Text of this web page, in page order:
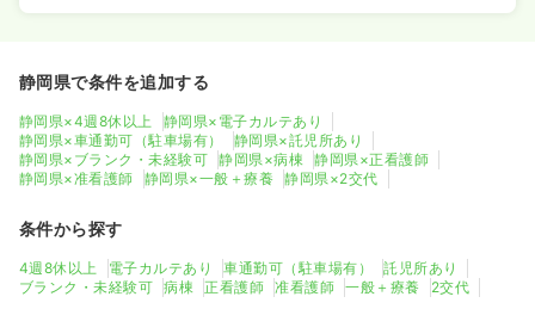
日勤のみ（常勤）
給与 24.5〜34.2万円 /月 賞与3.5ヶ月
※一例
気になる 詳細を見る
静岡県で条件を追加する
静岡県×4週8休以上
静岡県×電子カルテあり
静岡県×車通勤可（駐車場有）
静岡県×託児所あり
静岡県×ブランク・未経験可
静岡県×病棟
静岡県×正看護師
静岡県×准看護師
静岡県×一般＋療養 静岡県×2交代
条件から探す
4週8休以上 電子カルテあり 車通勤可（駐車場有）
託児所あり
ブランク・未経験可
病棟 正看護師 准看護師 一般＋療養 2交代